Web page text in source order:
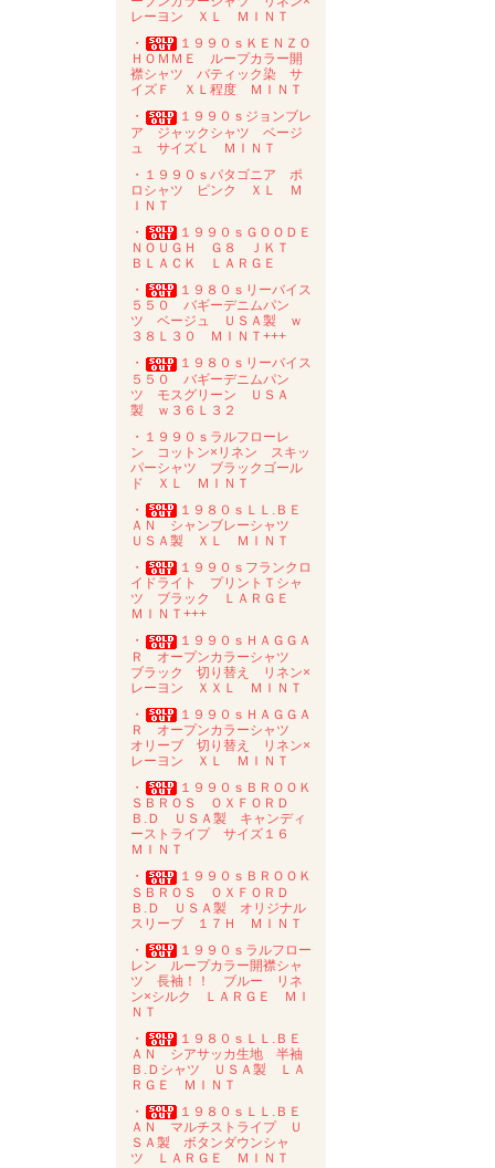
レーヨン ＸＬ ＭＩＮＴ
・
１９９０ｓＫＥＮＺＯ
ＨＯＭＭＥ ループカラー開
襟シャツ バティック染 サ
イズＦ ＸＬ程度 ＭＩＮＴ
・
１９９０ｓジョンブレ
ア ジャックシャツ ベージ
ュ サイズＬ ＭＩＮＴ
・１９９０ｓパタゴニア ポ
ロシャツ ピンク ＸＬ Ｍ
ＩＮＴ
・
１９９０ｓＧＯＯＤＥ
ＮＯＵＧＨ Ｇ８ ＪＫＴ
ＢＬＡＣＫ ＬＡＲＧＥ
・
１９８０ｓリーバイス
５５０ バギーデニムパン
ツ ベージュ ＵＳＡ製 ｗ
３８Ｌ３０ ＭＩＮＴ+++
・
１９８０ｓリーバイス
５５０ バギーデニムパン
ツ モスグリーン ＵＳＡ
製 ｗ３６Ｌ３２
・１９９０ｓラルフローレ
ン コットン×リネン スキッ
パーシャツ ブラックゴール
ド ＸＬ ＭＩＮＴ
・
１９８０ｓＬＬ.ＢＥ
ＡＮ シャンブレーシャツ
ＵＳＡ製 ＸＬ ＭＩＮＴ
・
１９９０ｓフランクロ
イドライト プリントＴシャ
ツ ブラック ＬＡＲＧＥ
ＭＩＮＴ+++
・
１９９０ｓＨＡＧＧＡ
Ｒ オープンカラーシャツ
ブラック 切り替え リネン×
レーヨン ＸＸＬ ＭＩＮＴ
・
１９９０ｓＨＡＧＧＡ
Ｒ オープンカラーシャツ
オリーブ 切り替え リネン×
レーヨン ＸＬ ＭＩＮＴ
・
１９９０ｓＢＲＯＯＫ
ＳＢＲＯＳ ＯＸＦＯＲＤ
Ｂ.Ｄ ＵＳＡ製 キャンディ
ーストライプ サイズ１６
ＭＩＮＴ
・
１９９０ｓＢＲＯＯＫ
ＳＢＲＯＳ ＯＸＦＯＲＤ
Ｂ.Ｄ ＵＳＡ製 オリジナル
スリーブ １７Ｈ ＭＩＮＴ
・
１９９０ｓラルフロー
レン ループカラー開襟シャ
ツ 長袖！！ ブルー リネ
ン×シルク ＬＡＲＧＥ ＭＩ
ＮＴ
・
１９８０ｓＬＬ.ＢＥ
ＡＮ シアサッカ生地 半袖
Ｂ.Ｄシャツ ＵＳＡ製 ＬＡ
ＲＧＥ ＭＩＮＴ
・
１９８０ｓＬＬ.ＢＥ
ＡＮ マルチストライプ Ｕ
ＳＡ製 ボタンダウンシャ
ツ ＬＡＲＧＥ ＭＩＮＴ